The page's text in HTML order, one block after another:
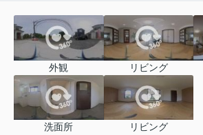
外観 リビング
洗面所 リビング